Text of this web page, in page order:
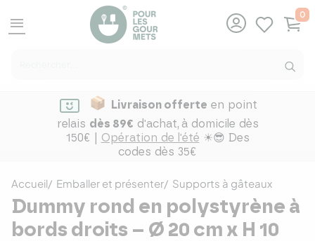
menu
0
Livraison offerte en point
relais dès 89€ d'achat, à domicile dès
150€ | Opération de l'été ☀😎 Des
codes dès 35€
Accueil Emballer et présenter Supports à gâteaux
Dummy rond en polystyrène à
bords droits – Ø 20 cm x H 10